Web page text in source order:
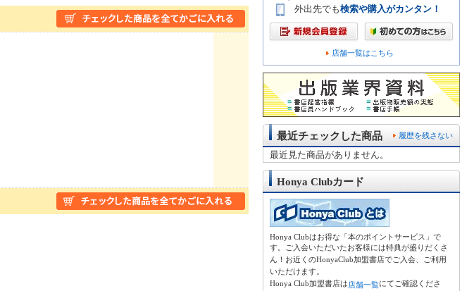
外出先でも検索や購入がカンタン！
店舗一覧はこちら
履歴を残さない
最近チェックした商品
最近見た商品がありません。
Honya Clubカード
Honya Clubはお得な「本のポイントサービス」で
す。ご入会いただいたお客様には特典が盛りだくさ
ん！お近くのHonyaClub加盟書店でご入会、ご利用
いただけます。
Honya Club加盟書店は店舗一覧にてご確認くださ